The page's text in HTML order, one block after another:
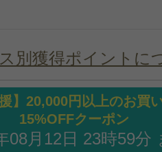
別獲得ポイントに
】20,000円以上のお買
15%OFFクーポン
08月12日 23時59分